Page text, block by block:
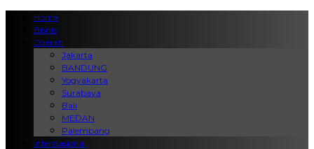
Home
Bisnis
Daerah
Jakarta
BANDUNG
Yogyakarta
Surabaya
Bali
MEDAN
Palembang
Internasional